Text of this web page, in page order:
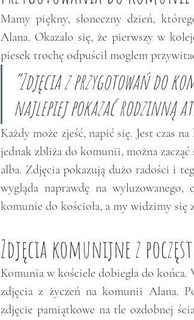
Mamy piękny, słoneczny dzień,
Alana. Okazało się, że pierwszy w
piesek trochę odpuścił mogłem
“Zdjęcia z przygotowań do
najlepiej pokazać rodzinną
Każdy może zjeść, napić się. Jest czas
jednak zbliża do komunii, można
alba. Zdjęcia pokazują dużo radości i
wygląda naprawdę na
komunie do kościoła, a my widzimy się
Zdjęcia komunijne z
Komunia w kościele dobiegła do końca.
zdjęcia z życzeń na komunii Alana.
zdjęcie pamiątkowe na tle ozdobnej